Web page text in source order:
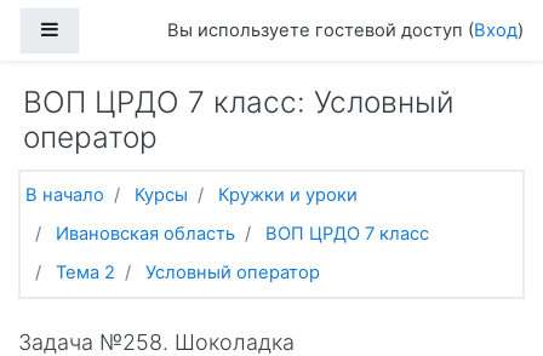
Боковая панельВы используете гостевой доступ (Вход)
ВОП ЦРДО 7 класс: Условный
оператор
В начало Курсы
Кружки и уроки
Ивановская область
ВОП ЦРДО 7 класс
Тема 2
Условный оператор
Задача №258. Шоколадка